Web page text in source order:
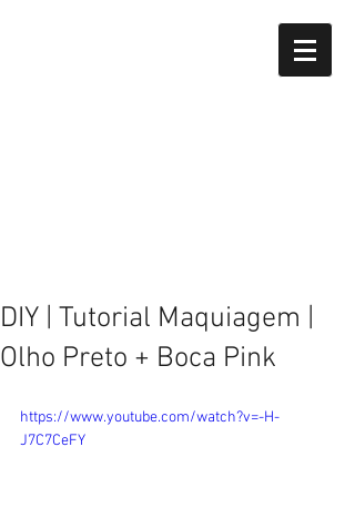
DIY | Tutorial Maquiagem |
Olho Preto + Boca Pink
https://www.youtube.com/watch?v=-H-
J7C7CeFY